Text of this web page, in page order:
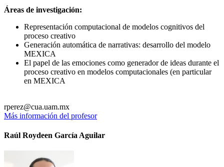
Áreas de investigación:
Representación computacional de modelos cognitivos del
proceso creativo
Generación automática de narrativas: desarrollo del modelo
MEXICA
El papel de las emociones como generador de ideas durante el
proceso creativo en modelos computacionales (en particular
en MEXICA
rperez@cua.uam.mx
Más información del profesor
Raúl Roydeen García Aguilar